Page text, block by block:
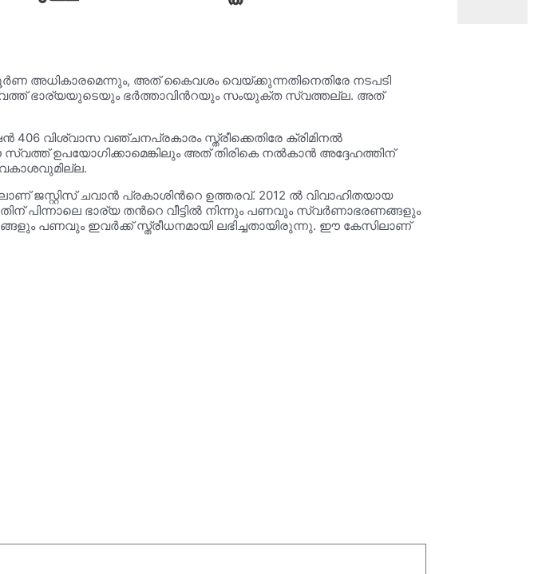
അധികാരമെന്നും, അത് കൈവശം വെയ്ക്കുന്നതിനെതിരേ നടപടി
ഭാര്യയുടെയും ഭർത്താവിൻറയും സംയുക്ത സ്വത്തല്ല. അത്
വിശ്വാസ വഞ്ചനപ്രകാരം സ്ത്രീക്കെതിരേ ക്രിമിനൽ
ഉപയോഗിക്കാമെങ്കിലും അത് തിരികെ നൽകാൻ അദ്ദേഹത്തിന്
ജസ്റ്റിസ് ചവാൻ പ്രകാശിൻറെ ഉത്തരവ്. 2012 ൽ വിവാഹിതയായ
പിന്നാലെ ഭാര്യ തൻറെ വീട്ടിൽ നിന്നും പണവും സ്വർണാഭരണങ്ങളും
പണവും ഇവർക്ക് സ്ത്രീധനമായി ലഭിച്ചതായിരുന്നു. ഈ കേസിലാണ്